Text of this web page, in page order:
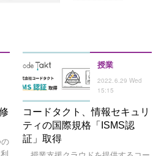
授業
2022.6.29 Wed
15:15
コードタクト、情報セキュリ
ティの国際規格「ISMS認
証」取得